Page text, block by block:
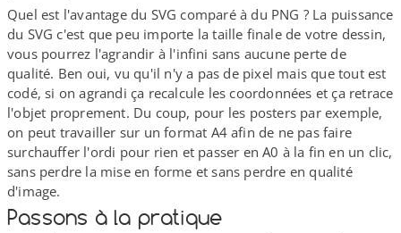
Quel est l'avantage du SVG comparé à du PNG ? La puissance
du SVG c'est que peu importe la taille finale de votre dessin,
vous pourrez l'agrandir à l'infini sans aucune perte de
qualité. Ben oui, vu qu'il n'y a pas de pixel mais que tout est
codé, si on agrandi ça recalcule les coordonnées et ça retrace
l'objet proprement. Du coup, pour les posters par exemple,
on peut travailler sur un format A4 afin de ne pas faire
surchauffer l'ordi pour rien et passer en A0 à la fin en un clic,
sans perdre la mise en forme et sans perdre en qualité
d'image.
Passons à la pratique